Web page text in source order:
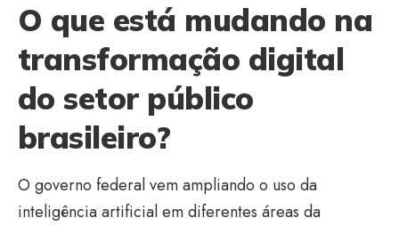
O que está mudando na
transformação digital
do setor público
brasileiro?
O governo federal vem ampliando o uso da
inteligência artificial em diferentes áreas da